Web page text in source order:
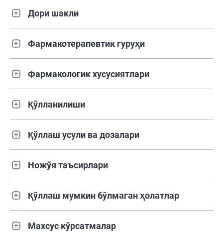
Дори шакли
Фармакотерапевтик гуруҳи
Фармакологик хусусиятлари
Қўлланилиши
Қўллаш усули ва дозалари
Ножўя таъсирлари
Қўллаш мумкин бўлмаган ҳолатлар
Махсус кўрсатмалар